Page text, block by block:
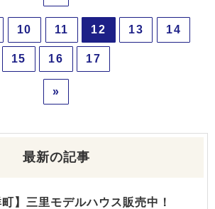
10 11 12 13 14
15 16 17
»
最新の記事
町】三里モデルハウス販売中！